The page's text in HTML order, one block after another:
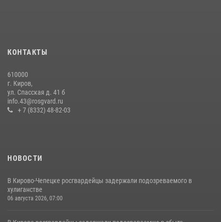
КОНТАКТЫ
610000
г. Киров,
ул. Спасская д. 41 б
info.43@rosgvard.ru
+ 7 (8332) 48-82-03
НОВОСТИ
В Кирово-Чепецке росгвардейцы задержали подозреваемого в
хулиганстве
06 августа 2026, 07:00